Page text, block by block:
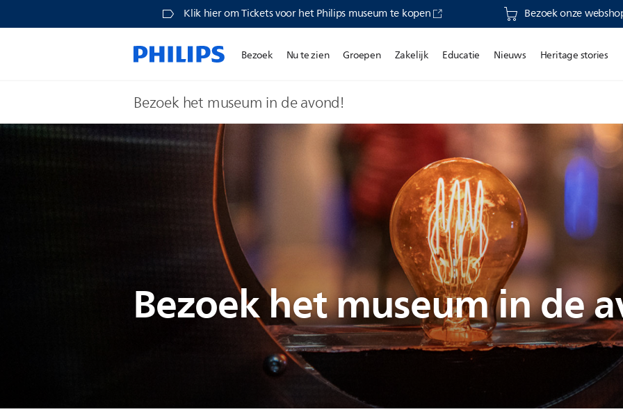
Klik hier om Tickets voor het Philips museum te kopen Bezoek onze
Bezoek Nu te zien Groepen Zakelijk Educatie Nieuws Heritage stories
Bezoek het museum in de avond!
Bezoek het museum in de